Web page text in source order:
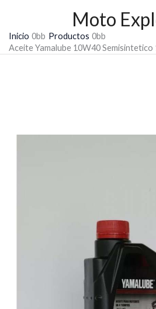
contenido
Moto
Inicio
Productos
Aceite Yamalube 10W40 Semisintetico